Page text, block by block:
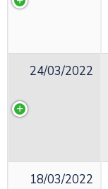
24/03/2022
18/03/2022